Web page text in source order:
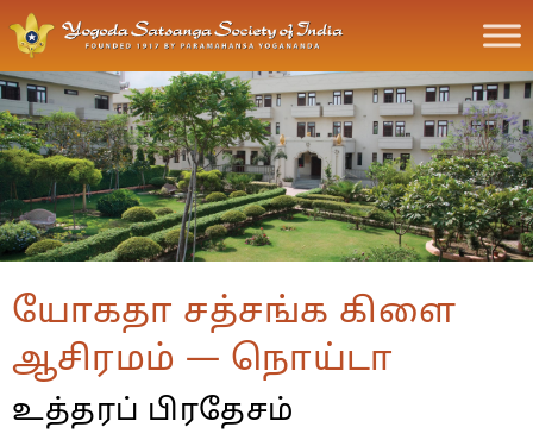
யோகதா சத்சங்க கிளை
ஆசிரமம் — நொய்டா
உத்தரப் பிரதேசம்